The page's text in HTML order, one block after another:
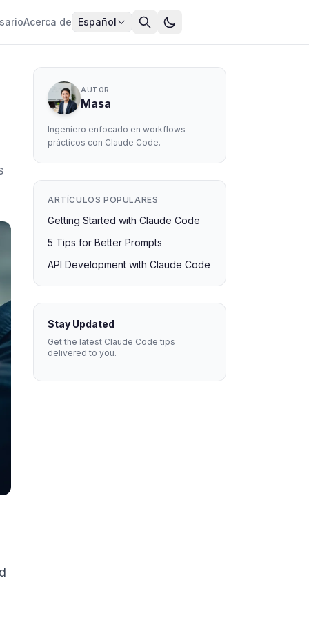
Acerca de Español
AUTOR
Masa
Ingeniero enfocado en workflows
prácticos con Claude Code.
ARTÍCULOS POPULARES
Getting Started with Claude Code
5 Tips for Better Prompts
API Development with Claude Code
Stay Updated
Get the latest Claude Code tips
delivered to you.